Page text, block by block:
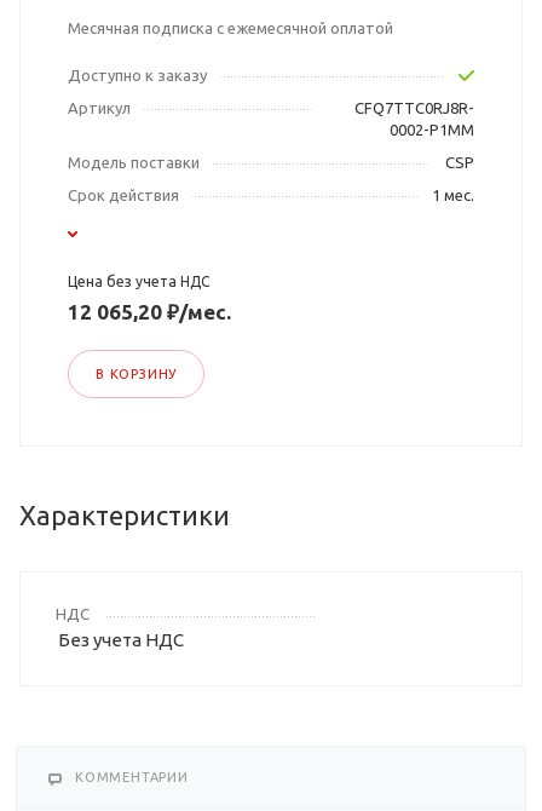
Месячная подписка с ежемесячной оплатой
Доступно к заказу
Артикул
CFQ7TTC0RJ8R-
0002-P1MM
Модель поставки
CSP
Срок действия
1 мес.
Цена без учета НДС
12 065,20 ₽/мес.
В КОРЗИНУ
Характеристики
НДС
Без учета НДС
КОММЕНТАРИИ